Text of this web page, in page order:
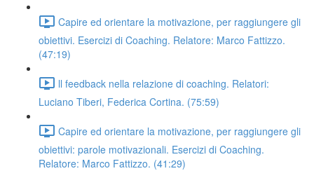
Capire ed orientare la motivazione, per raggiungere gli
obiettivi. Esercizi di Coaching. Relatore: Marco Fattizzo.
(47:19)
ll feedback nella relazione di coaching. Relatori:
Luciano Tiberi, Federica Cortina. (75:59)
Capire ed orientare la motivazione, per raggiungere gli
obiettivi: parole motivazionali. Esercizi di Coaching.
Relatore: Marco Fattizzo. (41:29)